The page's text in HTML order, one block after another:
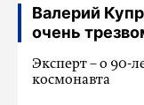
Валерий
очень
Эксперт – о 90-
космонавта